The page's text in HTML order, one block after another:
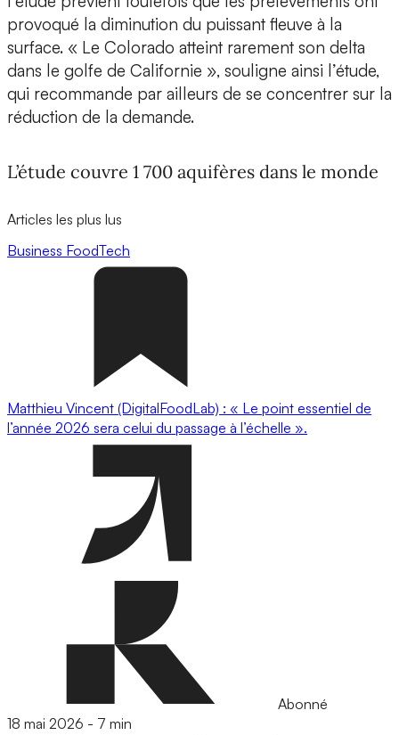
provoqué la diminution du puissant fleuve à la
surface. « Le Colorado atteint rarement son delta
dans le golfe de Californie », souligne ainsi l’étude,
qui recommande par ailleurs de se concentrer sur la
réduction de la demande.
L’étude couvre 1 700 aquifères dans le monde
Articles les plus lus
Business FoodTech
Matthieu Vincent (DigitalFoodLab) : « Le point essentiel de
l’année 2026 sera celui du passage à l’échelle ».
Abonné
18 mai 2026 - 7 min